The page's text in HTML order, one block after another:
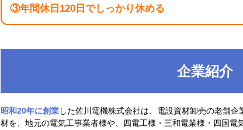
③年間休日120日でしっかり休める
企業紹介
昭和20年に創業した佐川電機株式会社は、電設資材卸売の老舗
材を、地元の電気工事業者様や、四電工様・三和電業様・四国